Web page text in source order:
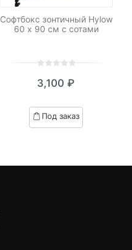
Софтбокс зонтичный Hylow
60 х 90 см с сотами
out
based
on
3,100 ₽
Под заказ